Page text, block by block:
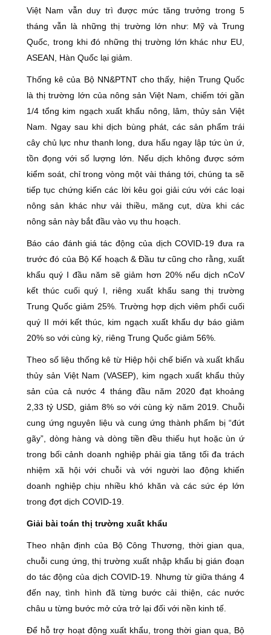
Việt Nam vẫn duy trì được mức tăng trưởng trong 5
tháng vẫn là những thị trường lớn như: Mỹ và Trung
Quốc, trong khi đó những thị trường lớn khác như EU,
ASEAN, Hàn Quốc lại giảm.
Thống kê của Bộ NN&PTNT cho thấy, hiện Trung Quốc
là thị trường lớn của nông sản Việt Nam, chiếm tới gần
1/4 tổng kim ngạch xuất khẩu nông, lâm, thủy sản Việt
Nam. Ngay sau khi dịch bùng phát, các sản phẩm trái
cây chủ lực như thanh long, dưa hấu ngay lập tức ùn ứ,
tồn đọng với số lượng lớn. Nếu dịch không được sớm
kiểm soát, chỉ trong vòng một vài tháng tới, chúng ta sẽ
tiếp tục chứng kiến các lời kêu gọi giải cứu với các loại
nông sản khác như vải thiều, măng cụt, dừa khi các
nông sản này bắt đầu vào vụ thu hoạch.
Báo cáo đánh giá tác động của dịch COVID-19 đưa ra
trước đó của Bộ Kế hoạch & Đầu tư cũng cho rằng, xuất
khẩu quý I đầu năm sẽ giảm hơn 20% nếu dịch nCoV
kết thúc cuối quý I, riêng xuất khẩu sang thị trường
Trung Quốc giảm 25%. Trường hợp dịch viêm phổi cuối
quý II mới kết thúc, kim ngạch xuất khẩu dự báo giảm
20% so với cùng kỳ, riêng Trung Quốc giảm 56%.
Theo số liệu thống kê từ Hiệp hội chế biến và xuất khẩu
thủy sản Việt Nam (VASEP), kim ngạch xuất khẩu thủy
sản của cả nước 4 tháng đầu năm 2020 đạt khoảng
2,33 tỷ USD, giảm 8% so với cùng kỳ năm 2019. Chuỗi
cung ứng nguyên liệu và cung ứng thành phẩm bị “đứt
gãy”, dòng hàng và dòng tiền đều thiếu hụt hoặc ùn ứ
trong bối cảnh doanh nghiệp phải gia tăng tối đa trách
nhiệm xã hội với chuỗi và với người lao động khiến
doanh nghiệp chịu nhiều khó khăn và các sức ép lớn
trong đợt dịch COVID-19.
Giải bài toán thị trường xuất khẩu
Theo nhận định của Bộ Công Thương, thời gian qua,
chuỗi cung ứng, thị trường xuất nhập khẩu bị gián đoạn
do tác động của dịch COVID-19. Nhưng từ giữa tháng 4
đến nay, tình hình đã từng bước cải thiện, các nước
châu u từng bước mở cửa trở lại đối với nền kinh tế.
Để hỗ trợ hoạt động xuất khẩu, trong thời gian qua, Bộ